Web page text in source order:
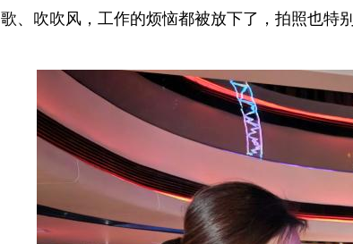
歌、吹吹风，工作的烦恼都被放下了，拍照也特